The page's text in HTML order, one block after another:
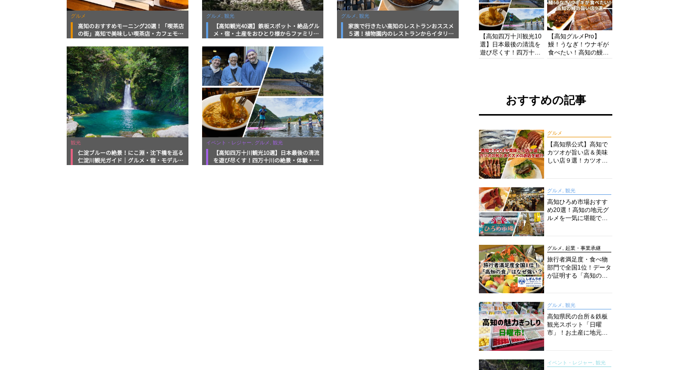
グルメ
高知のおすすめモーニング20選！「喫茶店
の街」高知で美味しい喫茶店・カフェモー
グルメ, 観光
【高知観光40選】鉄板スポット・絶品グル
メ・宿・土産をおひとり様からファミリー
グルメ, 観光
家族で行きたい高知のレストランおススメ
５選！植物園内のレストランからイタリア
観光
仁淀ブルーの絶景！にこ淵・沈下橋を巡る
仁淀川観光ガイド｜グルメ・宿・モデルコ
イベント・レジャー, グルメ, 観光
【高知四万十川観光10選】日本最後の清流
を遊び尽くす！四万十川の絶景・体験・グ
【高知四万十川観光10
選】日本最後の清流を
遊び尽くす！四万十川
【高知グルメPro】
鰻！うなぎ！ウナギが
食べたい！高知の鰻の
おすすめの記事
グルメ
【高知県公式】高知で
カツオが旨い店＆美味
しい店９選！カツオの
グルメ, 観光
高知ひろめ市場おすす
め20選！高知の地元グ
ルメを一気に堪能でき
グルメ, 起業・事業承継
旅行者満足度・食べ物
部門で全国1位！データ
が証明する「高知の
グルメ, 観光
高知県民の台所＆鉄板
観光スポット「日曜
市」！お土産に地元野
説！
イベント・レジャー, 観光